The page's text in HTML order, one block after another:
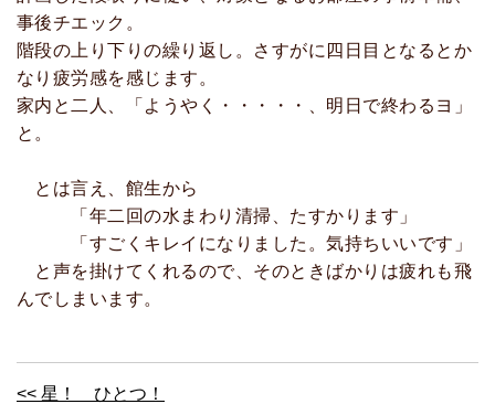
事後チエック。
階段の上り下りの繰り返し。さすがに四日目となるとか
なり疲労感を感じます。
家内と二人、「ようやく・・・・・、明日で終わるヨ」
と。
とは言え、館生から
「年二回の水まわり清掃、たすかります」
「すごくキレイになりました。気持ちいいです」
と声を掛けてくれるので、そのときばかりは疲れも飛
んでしまいます。
<< 星！ ひとつ！